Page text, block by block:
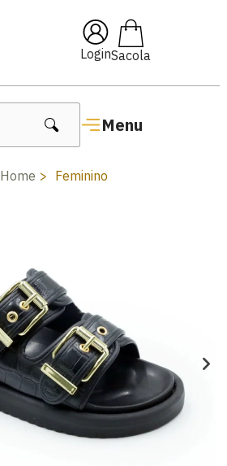
Login
Menu
🔥 Lançamentos Femininos
Home Feminino